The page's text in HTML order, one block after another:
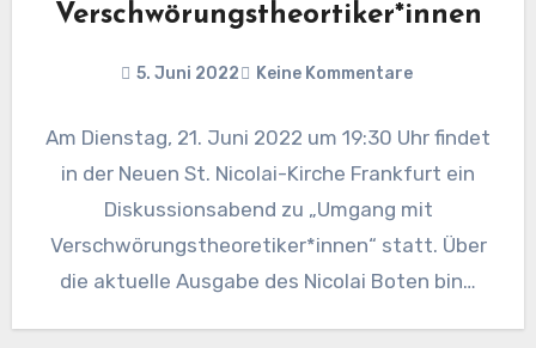
Verschwörungstheortiker*innen
5. Juni 2022 Keine Kommentare
Am Dienstag, 21. Juni 2022 um 19:30 Uhr findet
in der Neuen St. Nicolai-Kirche Frankfurt ein
Diskussionsabend zu „Umgang mit
Verschwörungstheoretiker*innen“ statt. Über
die aktuelle Ausgabe des Nicolai Boten bin…